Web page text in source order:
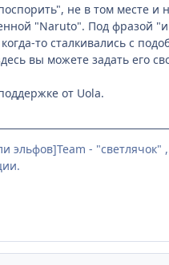
не в том месте и
"Naruto". Под фразой "и
то сталкивались с
вы можете задать его
от Uola.
эльфов]Team - "светлячок"